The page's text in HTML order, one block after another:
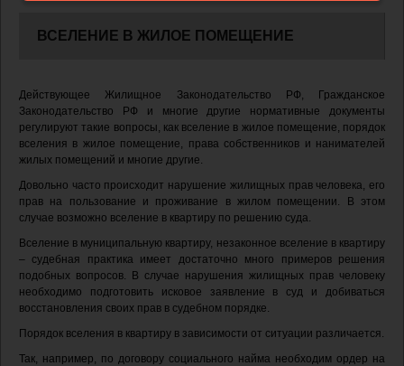
ВСЕЛЕНИЕ В ЖИЛОЕ ПОМЕЩЕНИЕ
Действующее Жилищное Законодательство РФ, Гражданское
Законодательство РФ и многие другие нормативные документы
регулируют такие вопросы, как вселение в жилое помещение, порядок
вселения в жилое помещение, права собственников и нанимателей
жилых помещений и многие другие.
Довольно часто происходит нарушение жилищных прав человека, его
прав на пользование и проживание в жилом помещении. В этом
случае возможно вселение в квартиру по решению суда.
Вселение в муниципальную квартиру, незаконное вселение в квартиру
– судебная практика имеет достаточно много примеров решения
подобных вопросов. В случае нарушения жилищных прав человеку
необходимо подготовить исковое заявление в суд и добиваться
восстановления своих прав в судебном порядке.
Порядок вселения в квартиру в зависимости от ситуации различается.
Так, например, по договору социального найма необходим ордер на